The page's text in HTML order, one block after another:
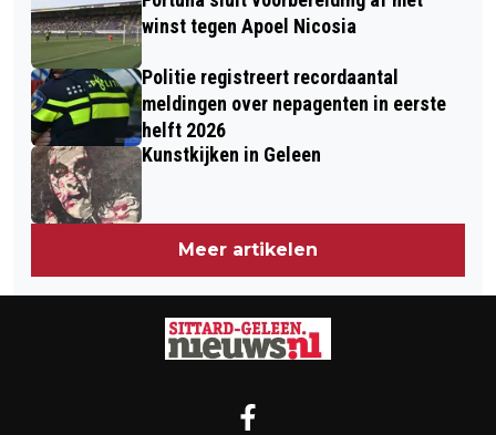
winst tegen Apoel Nicosia
Politie registreert recordaantal
meldingen over nepagenten in eerste
helft 2026
Kunstkijken in Geleen
Meer artikelen